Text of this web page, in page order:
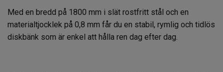
Med en bredd på 1800 mm i slät rostfritt stål och en
materialtjocklek på 0,8 mm får du en stabil, rymlig och tidlös
diskbänk som är enkel att hålla ren dag efter dag.